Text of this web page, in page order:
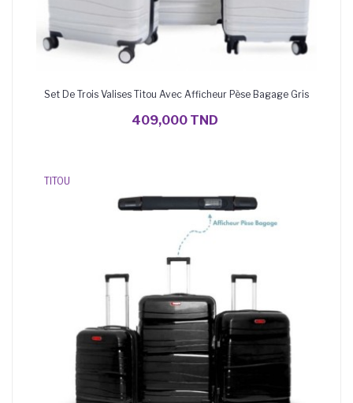
Set De Trois Valises Titou Avec Afficheur Pèse Bagage Gris
409,000 TND
TITOU